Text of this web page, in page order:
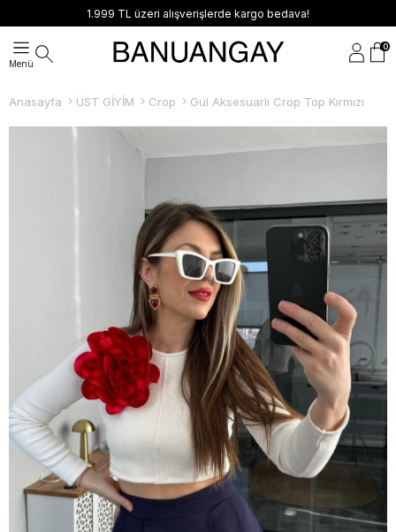
kargo bedava! İndirimli
0
Anasayfa ÜST GİYİM Crop Gül Aksesuarlı Crop Top Kırmızı